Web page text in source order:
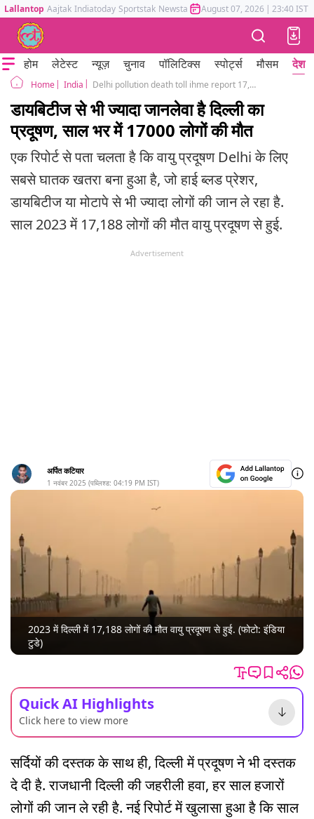
Lallantop Aajtak Indiatoday Sportstak Newstak Mumbai Tak Astrotak
August 07, 2026 | 23:40 IST
होम लेटेस्ट न्यूज़ चुनाव पॉलिटिक्स स्पोर्ट्स मौसम देश
Home India Delhi pollution death toll ihme report 17,000 people died in a year
डायबिटीज से भी ज्यादा जानलेवा है दिल्ली का
प्रदूषण, साल भर में 17000 लोगों की मौत
एक रिपोर्ट से पता चलता है कि वायु प्रदूषण Delhi के लिए
सबसे घातक खतरा बना हुआ है, जो हाई ब्लड प्रेशर,
डायबिटीज या मोटापे से भी ज्यादा लोगों की जान ले रहा है.
साल 2023 में 17,188 लोगों की मौत वायु प्रदूषण से हुई.
Advertisement
अर्पित कटियार
1 नवंबर 2025 (पब्लिश्ड: 04:19 PM IST)
2023 में दिल्ली में 17,188 लोगों की मौत वायु प्रदूषण से हुई. (फोटो: इंडिया
टुडे)
Quick AI Highlights
Click here to view more
सर्दियों की दस्तक के साथ ही, दिल्ली में प्रदूषण ने भी दस्तक
दे दी है. राजधानी दिल्ली की जहरीली हवा, हर साल हजारों
लोगों की जान ले रही है. नई रिपोर्ट में खुलासा हुआ है कि साल